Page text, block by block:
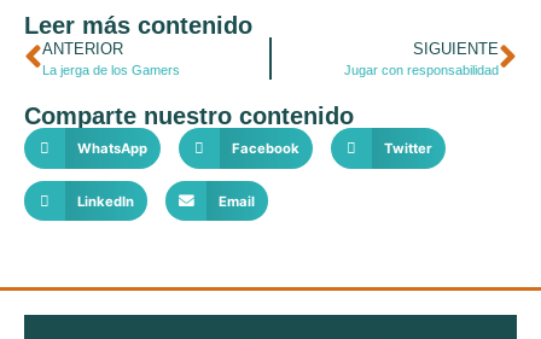
Leer más contenido
ANTERIOR
La jerga de los Gamers
SIGUIENTE
Jugar con responsabilidad
Comparte nuestro contenido
WhatsApp Facebook Twitter
LinkedIn Email